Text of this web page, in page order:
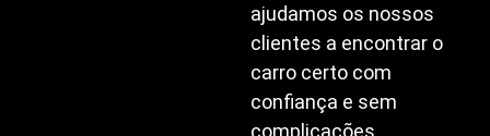
ajudamos os nossos
clientes a encontrar o
carro certo com
confiança e sem
complicações.